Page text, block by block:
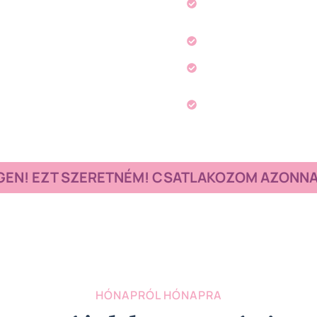
EZT SZERETNÉM! CSATLAKOZOM
HÓNAPRÓL HÓNAPRA